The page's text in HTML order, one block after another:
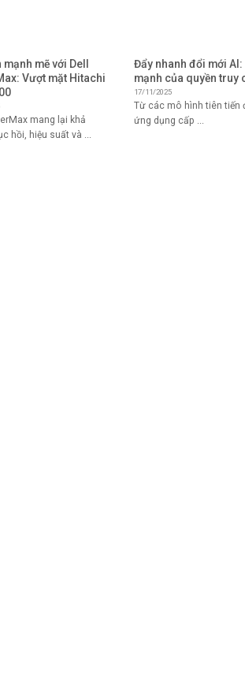
mẽ với Dell
Vượt mặt Hitachi
mang lại khả
hồi, hiệu suất và ...
Đẩy nhanh đổi mới AI:
mạnh của quyền truy
17/11/2025
Từ các mô hình tiên tiến
ứng dụng cấp ...